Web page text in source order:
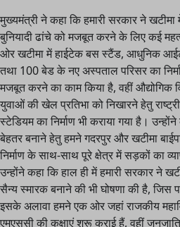
मुख्यमंत्री ने कहा कि हमारी सरकार ने
बुनियादी ढांचे को मजबूत करने के लिए कई
ओर खटीमा में हाईटेक बस स्टैंड, आधुनिक
तथा 100 बेड के नए अस्पताल परिसर का
मजबूत करने का काम किया है, वहीं औद्योगिक
युवाओं की खेल प्रतिभा को निखारने हेतु
स्टेडियम का निर्माण भी कराया गया है।
बेहतर बनाने हेतु हमने गदरपुर और खटीमा
निर्माण के साथ-साथ पूरे क्षेत्र में सड़कों का
उन्होंने कहा कि हाल ही में हमारी सरकार ने
सैन्य स्मारक बनाने की भी घोषणा की है, जिस
इसके अलावा हमने एक ओर जहां राजकीय
एमएससी की कक्षाएं शुरू कराई हैं, वहीं